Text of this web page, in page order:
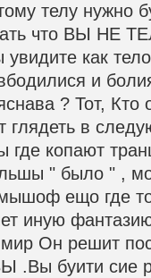
телу нужно
что ВЫ
увидите как
и
? Тот,
глядеть в
где копают
" было " ,
ещо где
иную
Он решит
.Вы буити сие